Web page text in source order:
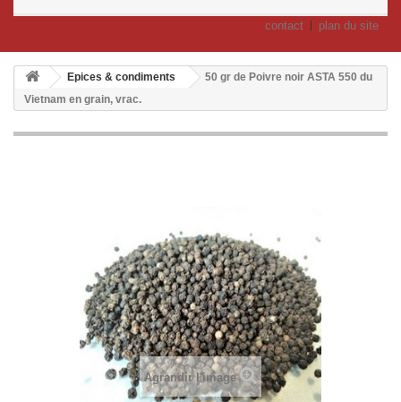
contact plan du site
Epices & condiments
50 gr de Poivre noir ASTA 550 du
Vietnam en grain, vrac.
Agrandir l'image